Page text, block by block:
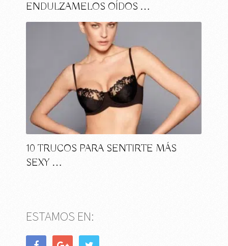
ENDULZAMELOS OÍDOS …
10 TRUCOS PARA SENTIRTE MÁS
SEXY …
ESTAMOS EN: